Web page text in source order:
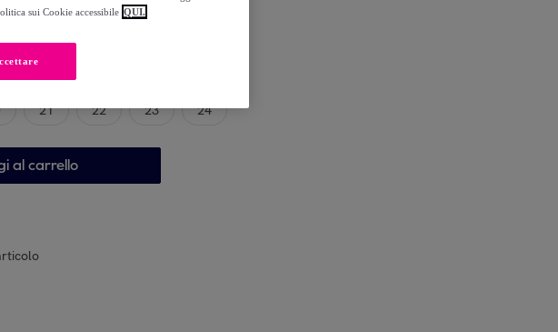
21 22 23 24
al carrello
sui Cookie accessibile QUI.